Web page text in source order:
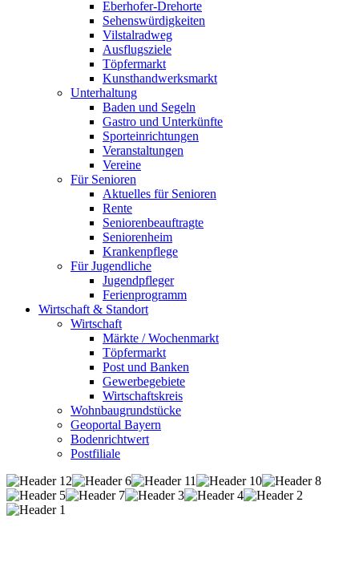
Eberhofer-Drehorte
Sehenswürdigkeiten
Vilstalradweg
Ausflugsziele
Töpfermarkt
Kunsthandwerksmarkt
Unterhaltung
Baden und Segeln
Gastro und Unterkünfte
Sporteinrichtungen
Veranstaltungen
Vereine
Für Senioren
Aktuelles für Senioren
Rente
Seniorenbeauftragte
Seniorenheim
Krankenpflege
Für Jugendliche
Jugendpfleger
Ferienprogramm
Wirtschaft & Standort
Wirtschaft
Märkte / Wochenmarkt
Töpfermarkt
Post und Banken
Gewerbegebiete
Wirtschaftskreis
Wohnbaugrundstücke
Geoportal Bayern
Bodenrichtwert
Postfiliale